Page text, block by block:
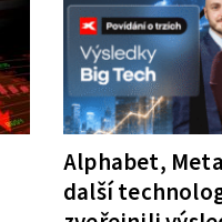
Alphabet,
další